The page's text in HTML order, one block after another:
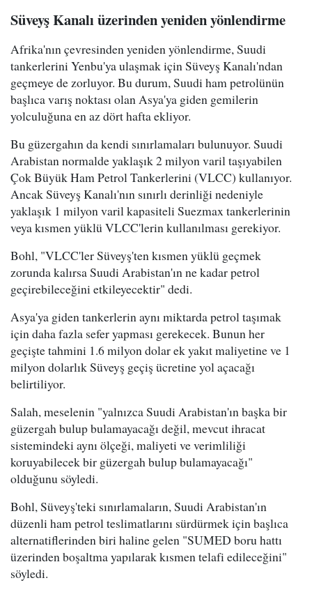
Süveyş Kanalı üzerinden yeniden yönlendirme
Afrika'nın çevresinden yeniden yönlendirme, Suudi
tankerlerini Yenbu'ya ulaşmak için Süveyş Kanalı'ndan
geçmeye de zorluyor. Bu durum, Suudi ham petrolünün
başlıca varış noktası olan Asya'ya giden gemilerin
yolculuğuna en az dört hafta ekliyor.
Bu güzergahın da kendi sınırlamaları bulunuyor. Suudi
Arabistan normalde yaklaşık 2 milyon varil taşıyabilen
Çok Büyük Ham Petrol Tankerlerini (VLCC) kullanıyor.
Ancak Süveyş Kanalı'nın sınırlı derinliği nedeniyle
yaklaşık 1 milyon varil kapasiteli Suezmax tankerlerinin
veya kısmen yüklü VLCC'lerin kullanılması gerekiyor.
Bohl, "VLCC'ler Süveyş'ten kısmen yüklü geçmek
zorunda kalırsa Suudi Arabistan'ın ne kadar petrol
geçirebileceğini etkileyecektir" dedi.
Asya'ya giden tankerlerin aynı miktarda petrol taşımak
için daha fazla sefer yapması gerekecek. Bunun her
geçişte tahmini 1.6 milyon dolar ek yakıt maliyetine ve 1
milyon dolarlık Süveyş geçiş ücretine yol açacağı
belirtiliyor.
Salah, meselenin "yalnızca Suudi Arabistan'ın başka bir
güzergah bulup bulamayacağı değil, mevcut ihracat
sistemindeki aynı ölçeği, maliyeti ve verimliliği
koruyabilecek bir güzergah bulup bulamayacağı"
olduğunu söyledi.
Bohl, Süveyş'teki sınırlamaların, Suudi Arabistan'ın
düzenli ham petrol teslimatlarını sürdürmek için başlıca
alternatiflerinden biri haline gelen "SUMED boru hattı
üzerinden boşaltma yapılarak kısmen telafi edileceğini"
söyledi.